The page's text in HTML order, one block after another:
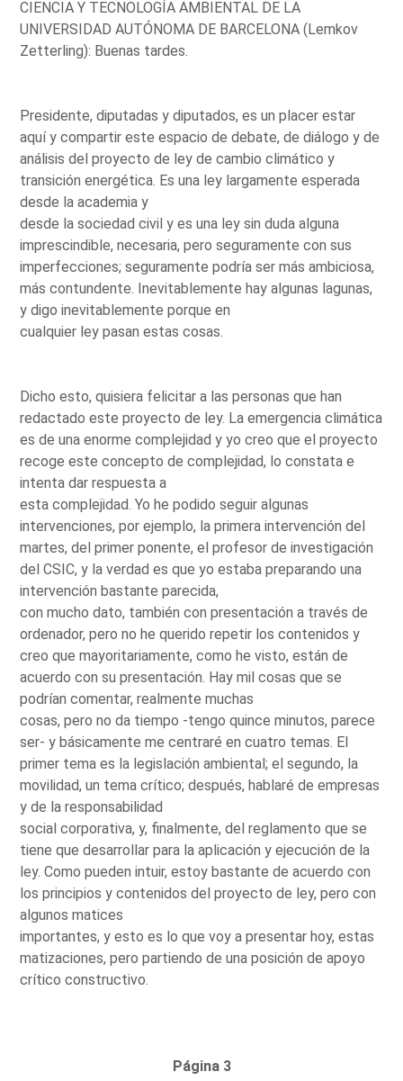
CIENCIA Y TECNOLOGÍA AMBIENTAL DE LA
UNIVERSIDAD AUTÓNOMA DE BARCELONA (Lemkov
Zetterling): Buenas tardes.
Presidente, diputadas y diputados, es un placer estar
aquí y compartir este espacio de debate, de diálogo y de
análisis del proyecto de ley de cambio climático y
transición energética. Es una ley largamente esperada
desde la academia y
desde la sociedad civil y es una ley sin duda alguna
imprescindible, necesaria, pero seguramente con sus
imperfecciones; seguramente podría ser más ambiciosa,
más contundente. Inevitablemente hay algunas lagunas,
y digo inevitablemente porque en
cualquier ley pasan estas cosas.
Dicho esto, quisiera felicitar a las personas que han
redactado este proyecto de ley. La emergencia climática
es de una enorme complejidad y yo creo que el proyecto
recoge este concepto de complejidad, lo constata e
intenta dar respuesta a
esta complejidad. Yo he podido seguir algunas
intervenciones, por ejemplo, la primera intervención del
martes, del primer ponente, el profesor de investigación
del CSIC, y la verdad es que yo estaba preparando una
intervención bastante parecida,
con mucho dato, también con presentación a través de
ordenador, pero no he querido repetir los contenidos y
creo que mayoritariamente, como he visto, están de
acuerdo con su presentación. Hay mil cosas que se
podrían comentar, realmente muchas
cosas, pero no da tiempo -tengo quince minutos, parece
ser- y básicamente me centraré en cuatro temas. El
primer tema es la legislación ambiental; el segundo, la
movilidad, un tema crítico; después, hablaré de empresas
y de la responsabilidad
social corporativa, y, finalmente, del reglamento que se
tiene que desarrollar para la aplicación y ejecución de la
ley. Como pueden intuir, estoy bastante de acuerdo con
los principios y contenidos del proyecto de ley, pero con
algunos matices
importantes, y esto es lo que voy a presentar hoy, estas
matizaciones, pero partiendo de una posición de apoyo
crítico constructivo.
Página 3